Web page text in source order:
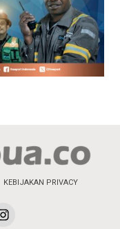
KEBIJAKAN PRIVACY